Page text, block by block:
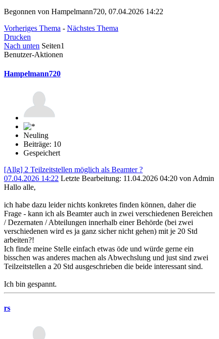
Begonnen von Hampelmann720, 07.04.2026 14:22
Vorheriges Thema - Nächstes Thema
Drucken
Nach unten Seiten1
Benutzer-Aktionen
Hampelmann720
Neuling
Beiträge: 10
Gespeichert
[Allg] 2 Teilzeitstellen möglich als Beamter ?
07.04.2026 14:22 Letzte Bearbeitung: 11.04.2026 04:20 von Admin
Hallo alle,
ich habe dazu leider nichts konkretes finden können, daher die
Frage - kann ich als Beamter auch in zwei verschiedenen Bereichen
/ Dezernaten / Abteilungen innerhalb einer Behörde (bei zwei
verschiedenen wird es ja ganz sicher nicht gehen) mit je 20 Std
arbeiten?!
Ich finde meine Stelle einfach etwas öde und würde gerne ein
bisschen was anderes machen als Abwechslung und just sind zwei
Teilzeitstellen a 20 Std ausgeschrieben die beide interessant sind.
Ich bin gespannt.
rs